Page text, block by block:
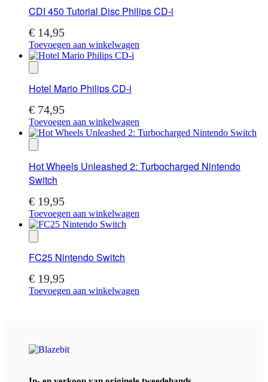
CDI 450 Tutorial Disc Philips CD-i
€ 14,95
Toevoegen aan winkelwagen
Hotel Mario Philips CD-i
€ 74,95
Toevoegen aan winkelwagen
Hot Wheels Unleashed 2: Turbocharged Nintendo
Switch
€ 19,95
Toevoegen aan winkelwagen
FC25 Nintendo Switch
€ 19,95
Toevoegen aan winkelwagen